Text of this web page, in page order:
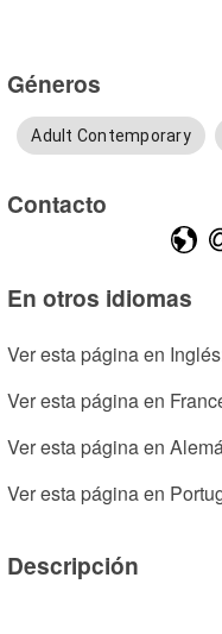
Géneros
Adult Contemporary
Contacto
En otros idiomas
Ver esta página en
Ver esta página en
Ver esta página en
Ver esta página en
Descripción